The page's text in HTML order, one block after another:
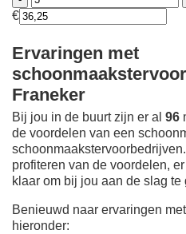
€
Ervaringen met
Franeker
Bij jou in de buurt zijn er al 96
de voordelen van een
profiteren van de voordelen,
klaar om bij jou aan de slag te
Benieuwd naar ervaringen
hieronder: